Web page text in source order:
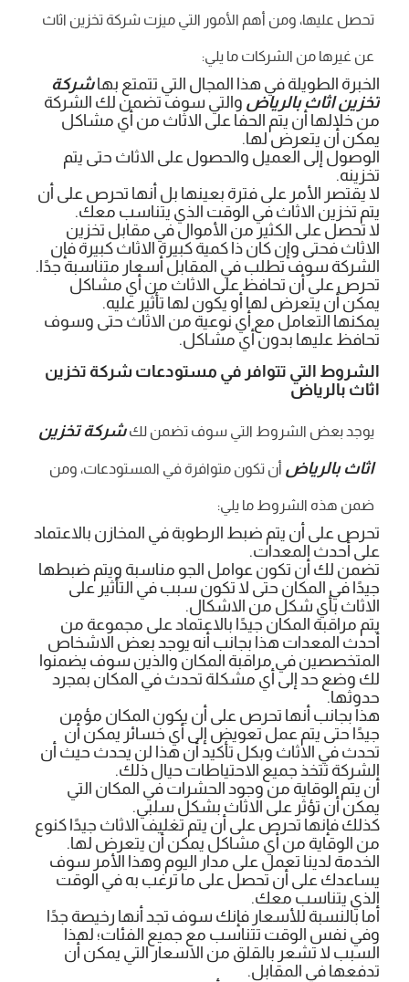
تحصل عليها، ومن أهم الأمور التي ميزت شركة تخزين اثاث
عن غيرها من الشركات ما يلي:
الخبرة الطويلة في هذا المجال التي تتمتع بهاشركة
تخزين اثاث بالرياض والتي سوف تضمن لك الشركة
من خلالها أن يتم الحفا على الاثاث من أي مشاكل
يمكن أن يتعرض لها.
الوصول إلى العميل والحصول على الاثاث حتى يتم
تخزينه.
لا يقتصر الأمر على فترة بعينها بل أنها تحرص على أن
يتم تخزين الاثاث في الوقت الذي يتناسب معك.
لا تحصل على الكثير من الأموال في مقابل تخزين
الاثاث فحتى وإن كان ذا كمية كبيرة الاثاث كبيرة فإن
الشركة سوف تطلب في المقابل أسعار متناسبة جدًا.
تحرص على أن تحافظ على الاثاث من أي مشاكل
يمكن أن يتعرض لها أو يكون لها تأثير عليه.
يمكنها التعامل مع أي نوعية من الاثاث حتى وسوف
تحافظ عليها بدون أي مشاكل.
الشروط التي تتوافر في مستودعات شركة تخزين
اثاث بالرياض
يوجد بعض الشروط التي سوف تضمن لكشركة تخزين
اثاث بالرياض أن تكون متوافرة في المستودعات، ومن
ضمن هذه الشروط ما يلي:
تحرص على أن يتم ضبط الرطوبة في المخازن بالاعتماد
على أحدث المعدات.
تضمن لك أن تكون عوامل الجو مناسبة ويتم ضبطها
جيدًا في المكان حتى لا تكون سبب في التأثير على
الاثاث بأي شكل من الاشكال.
يتم مراقبة المكان جيدًا بالاعتماد على مجموعة من
أحدث المعدات هذا بجانب أنه يوجد بعض الاشخاص
المتخصصين في مراقبة المكان والذين سوف يضمنوا
لك وضع حد إلى أي مشكلة تحدث في المكان بمجرد
حدوثها.
هذا بجانب أنها تحرص على أن يكون المكان مؤمن
جيدًا حتى يتم عمل تعويض إلى أي خسائر يمكن أن
تحدث في الاثاث وبكل تأكيد أن هذا لن يحدث حيث أن
الشركة تتخذ جميع الاحتياطات حيال ذلك.
أن يتم الوقاية من وجود الحشرات في المكان التي
يمكن أن تؤثر على الاثاث بشكل سلبي.
كذلك فإنها تحرص على أن يتم تغليف الاثاث جيدًا كنوع
من الوقاية من أي مشاكل يمكن أن يتعرض لها.
الخدمة لدينا تعمل على مدار اليوم وهذا الأمر سوف
يساعدك على أن تحصل على ما ترغب به في الوقت
الذي يتناسب معك.
أما بالنسبة للأسعار فإنك سوف تجد أنها رخيصة جدًا
وفي نفس الوقت تتناسب مع جميع الفئات؛ لهذا
السبب لا تشعر بالقلق من الاسعار التي يمكن أن
تدفعها في المقابل.